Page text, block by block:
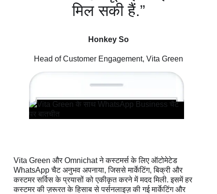
मिल सकी हैं.”
Honkey So
Head of Customer Engagement, Vita Green
Vita Green और Omnichat ने कस्टमर्स के लिए ऑटोमेटेड
WhatsApp चैट अनुभव अपनाया, जिससे मार्केटिंग, बिक्री और
कस्टमर सर्विस के प्रयासों को एकीकृत करने में मदद मिली. इसमें हर
कस्टमर की ज़रूरत के हिसाब से पर्सनलाइज़ की गई मार्केटिंग और